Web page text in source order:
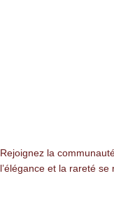
Rejoignez la
l’élégance et la rareté se